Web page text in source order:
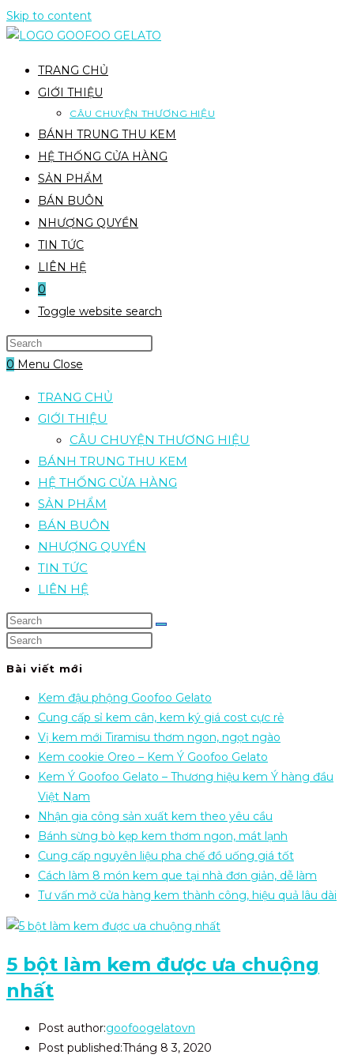
Skip to content
TRANG CHỦ
GIỚI THIỆU
CÂU CHUYỆN THƯƠNG HIỆU
BÁNH TRUNG THU KEM
HỆ THỐNG CỬA HÀNG
SẢN PHẨM
BÁN BUÔN
NHƯỢNG QUYỀN
TIN TỨC
LIÊN HỆ
0
Toggle website search
0 Menu Close
TRANG CHỦ
GIỚI THIỆU
CÂU CHUYỆN THƯƠNG HIỆU
BÁNH TRUNG THU KEM
HỆ THỐNG CỬA HÀNG
SẢN PHẨM
BÁN BUÔN
NHƯỢNG QUYỀN
TIN TỨC
LIÊN HỆ
Bài viết mới
Kem đậu phộng Goofoo Gelato
Cung cấp sỉ kem cân, kem ký giá cost cực rẻ
Vị kem mới Tiramisu thơm ngon, ngọt ngào
Kem cookie Oreo – Kem Ý Goofoo Gelato
Kem Ý Goofoo Gelato – Thương hiệu kem Ý hàng đầu
Việt Nam
Nhận gia công sản xuất kem theo yêu cầu
Bánh sừng bò kẹp kem thơm ngon, mát lạnh
Cung cấp nguyên liệu pha chế đồ uống giá tốt
Cách làm 8 món kem que tại nhà đơn giản, dễ làm
Tư vấn mở cửa hàng kem thành công, hiệu quả lâu dài
5 bột làm kem được ưa chuộng
nhất
Post author:goofoogelatovn
Post published:Tháng 8 3, 2020